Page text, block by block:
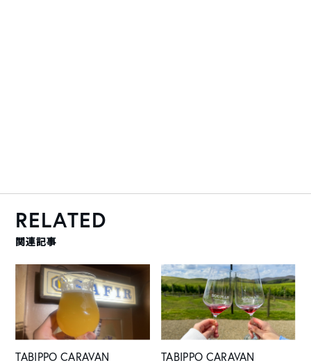
RELATED
関連記事
TABIPPO CARAVAN
TABIPPO CARAVAN